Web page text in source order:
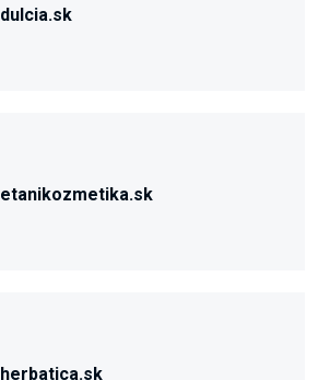
dulcia.sk
etanikozmetika.sk
herbatica.sk